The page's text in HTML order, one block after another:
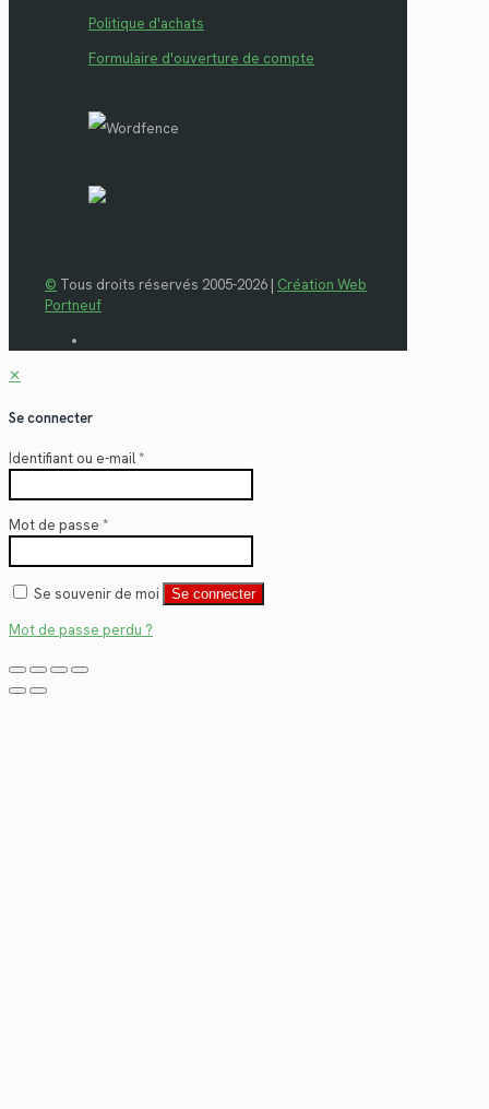
Politique d'achats
Formulaire d'ouverture de compte
© Tous droits réservés 2005-2026 | Création Web
Portneuf
✕
Se connecter
Identifiant ou e-mail*
Mot de passe *
Se souvenir de moi Se connecter
Mot de passe perdu ?